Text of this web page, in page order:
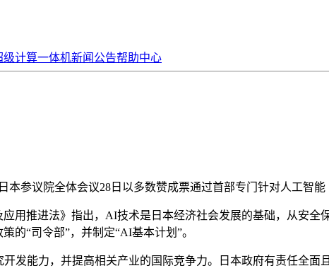
级计算一体机新闻公告帮助中心
参议院全体会议28日以多数赞成票通过首部专门针对人工智能
推进法》指出，AI技术是日本经济社会发展的基础，从安全
的“司令部”，并制定“AI基本计划”。
能力，并提高相关产业的国际竞争力。日本政府有责任全面